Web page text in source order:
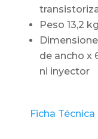
Peso 13,2 kg
de ancho x
ni inyector
Ficha Técnica